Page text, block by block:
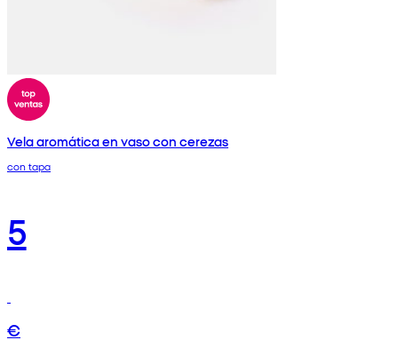
Vela aromática en vaso con cerezas
con tapa
5
€